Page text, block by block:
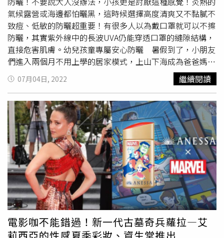
SOGO百貨也表示，基本上精品服飾還是留在台灣買最合
適，包括是店上的尊榮服務、修改尺寸或語言溝通、搭配建
議等，都比在國外語言不通和有時間限制來得方便。
PLUS+：毛小孩派對、韓國美食展、小小選手沉浸式運動體
驗展接力展開除了上述這麼多優惠， 年中慶還有許多精彩
新活動，包括忠孝館6/25-7/8展開韓國潮流美食展，最火韓
國小吃美味登場，喜歡韓國美食的你不能錯過！另外，
7/6(六)於SOGO忠孝館後方全新落成的東區花園：瑠公綠
廊，將展開活力毛小孩夏日派對，活動當日完成指定任務，
即可憑SOGO APP兌換「活力毛孩零食組」。7/31-8/20更
全台首度推出小小選手沉浸式運動體驗展(7/7前購票享早鳥
優惠)，讓孩子們也能跨國零距離感受今夏運動賽事的熱
潮。復興館6/25(二)-7/7(日)推出國際精品獨家禮遇，活動
期間於復興館1-4F或敦化館1-2F單筆消費滿50000元，即可
憑SOGO APP兌換「會動的清明上河圖」雙人套票一組。復
興館/敦化館6/25(二)-7/7(日)再規劃浪漫一生頂級婚紗展，
特別邀請婚紗界時尚尖端高級訂製婚紗品牌「香檳蕾絲」，
與兩家專業婚禮布置廠商「芮希花所」、「良久創意設
計」，首次與SOGO復興館跨界合作，打造歐風時尚浪漫婚
鐵粉！加上不像A醇保養品，某些人不適用會敏感！CE錦智
修護抗氧化精華不管是哪種膚質都適用！除了日常保養之
外，還可以結合不同階段肌膚美學療程，在前/中/後與修麗
可產品共同使用，對肌膚的美麗投資能夠獲得延續更長！修
麗可超濃度 CE 緊緻修護抗氧化精華 30ml/6,260元（圖／
品牌提供）另外，想要一整天好好防曬，日本人最愛的這瓶
隱藏熱賣王安耐曬
絕對是all day幫忙不曬黑的好幫手！就連
日本時尚女神小松菜奈都曾公開表示自己的白皙都是靠它！
而且安耐曬有許多不同防曬功能的品項，戶外必備「金鑽高
效防曬露N 4X版」以及首支防曬精華:日常妝前不可或缺的
「濾鏡美顏日間防護精華」，特別針對不同場合情境為肌膚
提供最適當的防曬保護罩！戶外必備超強抗曬! 極輕盈水潤
質地好洗卸，一抹清爽不黏膩，持久抵抗陽光傷害！
SHISEIDO ANESSA安耐曬金鑽高效防曬露N 4XSPF 50+
PA++++ 60ml /950元。（圖／品牌提供）全天保濕，加上
輕盈質地，抹上讓你自帶光澤，是日常必備防曬精華！內含
多重美肌保養成分，不黏膩不泛白，防禦紫外線同時展現紅
潤好氣色！SHISEIDO ANESSA濾鏡美顏日間防護精華SPF
50+ PA++++ 30ml/1,100元。（圖／品牌提供）
氣候露營或海邊都怕曬黑，這時候選擇高度清爽又不黏膩不
致痘、低敏的防曬超重要！有很多人以為戴口罩就可以不擦
防曬，其實紫外線中的長波UVA仍能穿透口罩的縫隙結構，
直接危害肌膚。幼兒孩童專屬安心防曬 暑假到了，小朋友
們進入兩個月不用上學的居家模式，上山下海成為爸爸媽媽
的暑期作業，但又怕寶貝被曬得脫皮紅腫變黑炭！這時你需
要的是專為兒童打造的安心防曬，才能避免脆弱的幼兒肌膚
擦了過敏或是起疹子的問題！日本DHC推出小獅子呵護防曬
乳SPF30 PA++，安心、溫和無化學性防曬成分的溫和防
曬，完全無添加任何化學合成的紫外線吸收劑，能保護幼童
們稚嫩的肌膚不受陽光傷害。此外，具有極佳的抗汗性及防
水性，即使在悶熱、容易出汗的夏季也能賦予寶貝肌膚清爽
的使用感，非常適合旅遊或平日外出時使用。無香料、不使
用礦物油、無色素、不添加Paraben防腐劑並且無酒精。塗
抹後不易泛白。只要用肥皂、洗面乳或沐浴乳就能簡單清潔
乾淨。添加保濕成分：Ceramide NP(神經醯胺NP)、乳油木
果油、橄欖精華油及玻尿酸等滋潤寶貝敏弱肌膚。 DHC 小
獅子呵護防曬乳SPF30‧PA++ 30g／380元。（圖／品牌提
供、吳雅鈴攝影）跟著韓國女生這樣防曬韓國女生這個夏天
07月04日, 2022 繼續閱讀
電影咖不能錯過！新一代古墓奇兵蘿拉—艾